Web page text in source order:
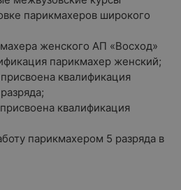
парикмахеров широкого
женского АП «Восход»
парикмахер женский;
квалификация
квалификация
парикмахером 5 разряда в